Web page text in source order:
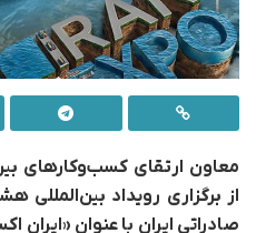
معاون ارتقای کسب‌وکار‌های
از برگزاری رویداد بین‌المللی